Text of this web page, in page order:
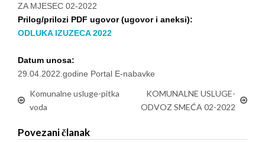
ZA MJESEC 02-2022
Prilog/prilozi PDF ugovor (ugovor i aneksi):
ODLUKA IZUZECA 2022
Datum unosa:
29.04.2022.godine Portal E-nabavke
Komunalne usluge-pitka
voda
KOMUNALNE USLUGE-
ODVOZ SMEĆA 02-2022
Povezani članak